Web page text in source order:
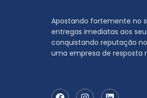
Apostando fortemente no
entregas imediatas aos
conquistando reputação
uma empresa de resposta